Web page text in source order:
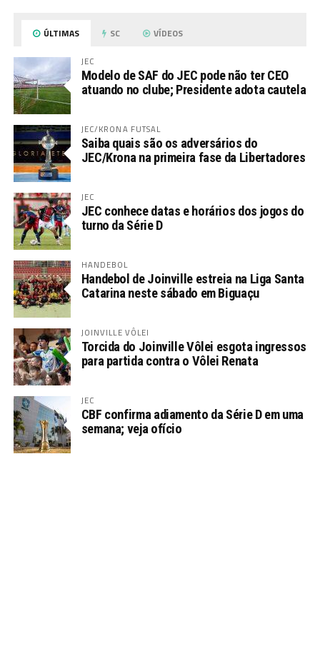
ÚLTIMAS SC VÍDEOS
JEC
Modelo de SAF do JEC pode não ter CEO
atuando no clube; Presidente adota cautela
JEC/KRONA FUTSAL
Saiba quais são os adversários do
JEC/Krona na primeira fase da Libertadores
JEC
JEC conhece datas e horários dos jogos do
turno da Série D
HANDEBOL
Handebol de Joinville estreia na Liga Santa
Catarina neste sábado em Biguaçu
JOINVILLE VÔLEI
Torcida do Joinville Vôlei esgota ingressos
para partida contra o Vôlei Renata
JEC
CBF confirma adiamento da Série D em uma
semana; veja ofício